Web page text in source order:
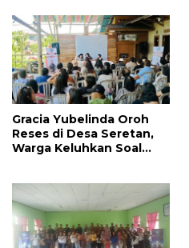
Warga
Gracia Yubelinda Oroh
Reses di Desa Seretan,
Warga Keluhkan Soal